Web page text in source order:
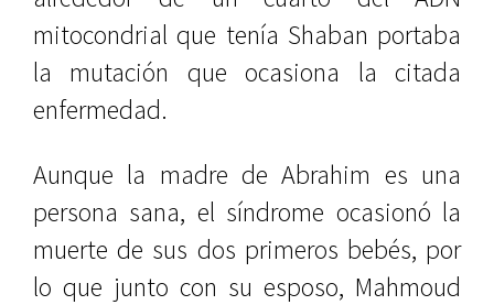
mitocondrial que tenía Shaban portaba
la mutación que ocasiona la citada
enfermedad.
Aunque la madre de Abrahim es una
persona sana, el síndrome ocasionó la
muerte de sus dos primeros bebés, por
lo que junto con su esposo, Mahmoud